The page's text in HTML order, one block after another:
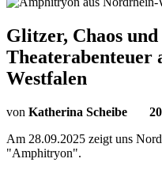
Glitzer, Chaos
Theaterabenteuer
Westfalen
von Katherina Scheibe
Am 28.09.2025 zeigt uns
"Amphitryon".